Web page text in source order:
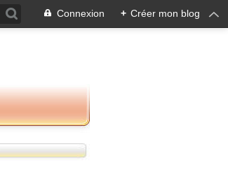
Connexion + Créer mon blog